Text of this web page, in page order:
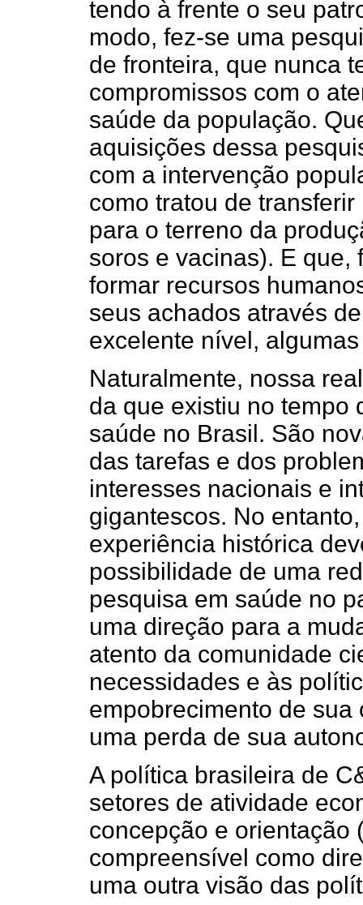
tendo à frente o seu
modo, fez-se uma
de fronteira, que nunca
compromissos com o
saúde da população.
aquisições dessa
com a intervenção
como tratou de
para o terreno da
soros e vacinas). E
formar recursos
seus achados através
excelente nível,
Naturalmente, nossa
da que existiu no tempo
saúde no Brasil. São
das tarefas e dos
interesses nacionais e
gigantescos. No
experiência histórica
possibilidade de uma
pesquisa em saúde no
uma direção para a
atento da comunidade
necessidades e às
empobrecimento de
uma perda de sua
A política brasileira de
setores de atividade
concepção e orientação
compreensível como
uma outra visão das